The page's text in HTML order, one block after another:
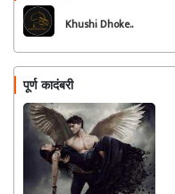
Khushi Dhoke..️️️
पूर्ण कादंबरी